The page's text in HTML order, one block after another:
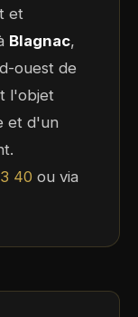
et
Blagnac,
ouest de
l'objet
et d'un
40 ou via